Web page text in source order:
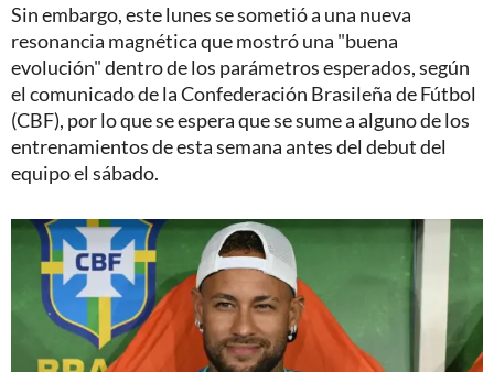
Sin embargo, este lunes se sometió a una nueva
resonancia magnética que mostró una "buena
evolución" dentro de los parámetros esperados, según
el comunicado de la Confederación Brasileña de Fútbol
(CBF), por lo que se espera que se sume a alguno de los
entrenamientos de esta semana antes del debut del
equipo el sábado.